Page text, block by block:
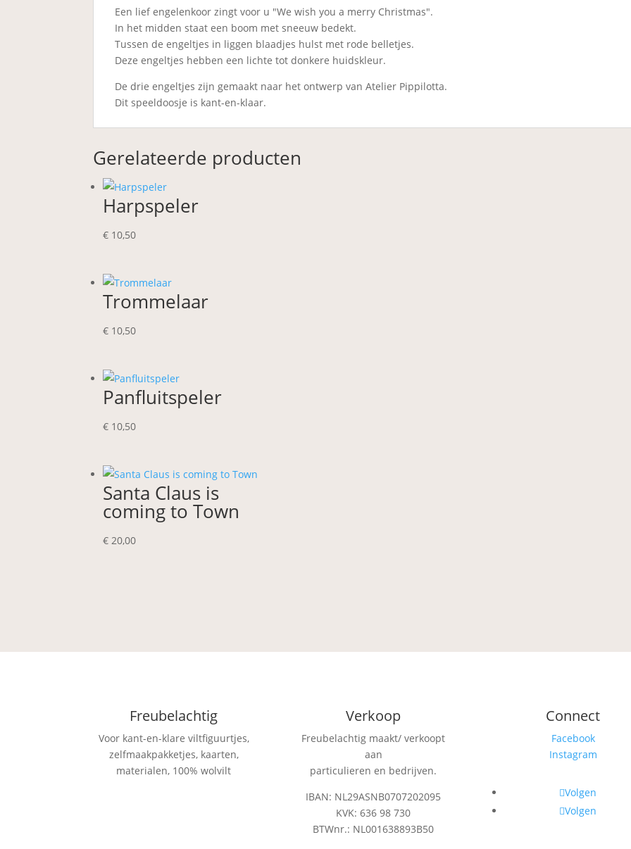
Een lief engelenkoor zingt voor u "We wish you a merry Christmas".
In het midden staat een boom met sneeuw bedekt.
Tussen de engeltjes in liggen blaadjes hulst met rode belletjes.
Deze engeltjes hebben een lichte tot donkere huidskleur.
De drie engeltjes zijn gemaakt naar het ontwerp van Atelier Pippilotta.
Dit speeldoosje is kant-en-klaar.
Gerelateerde producten
Harpspeler
€ 10,50
Trommelaar
€ 10,50
Panfluitspeler
€ 10,50
Santa Claus is
coming to Town
€ 20,00
Freubelachtig
Voor kant-en-klare viltfiguurtjes,
zelfmaakpakketjes, kaarten,
materialen, 100% wolvilt
Verkoop
Freubelachtig maakt/ verkoopt
aan
particulieren en bedrijven.
IBAN: NL29ASNB0707202095
KVK: 636 98 730
BTWnr.: NL001638893B50
Connect
Facebook
Instagram
Volgen
Volgen